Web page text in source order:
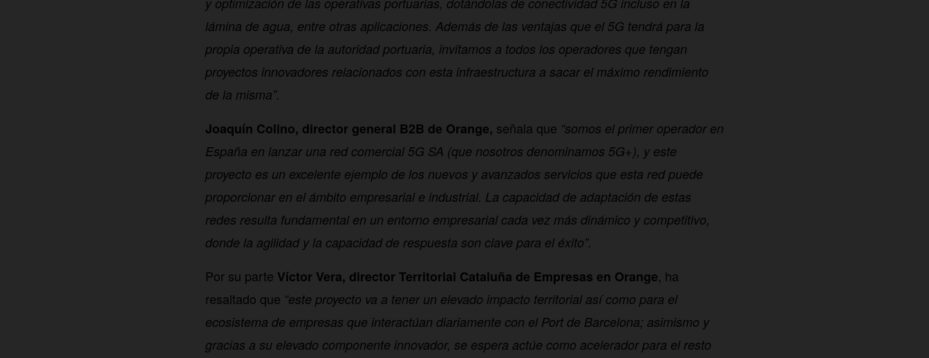
lámina de agua, entre otras aplicaciones. Además de las ventajas que el 5G tendrá para la
propia operativa de la autoridad portuaria, invitamos a todos los operadores que tengan
proyectos innovadores relacionados con esta infraestructura a sacar el máximo rendimiento
de la misma”.
Joaquín Colino, director general B2B de Orange, señala que “somos el primer operador en
España en lanzar una red comercial 5G SA (que nosotros denominamos 5G+), y este
proyecto es un excelente ejemplo de los nuevos y avanzados servicios que esta red puede
proporcionar en el ámbito empresarial e industrial. La capacidad de adaptación de estas
redes resulta fundamental en un entorno empresarial cada vez más dinámico y competitivo,
donde la agilidad y la capacidad de respuesta son clave para el éxito”.
Por su parte Víctor Vera, director Territorial Cataluña de Empresas en Orange, ha
resaltado que “este proyecto va a tener un elevado impacto territorial así como para el
ecosistema de empresas que interactúan diariamente con el Port de Barcelona; asimismo y
gracias a su elevado componente innovador, se espera actúe como acelerador para el resto